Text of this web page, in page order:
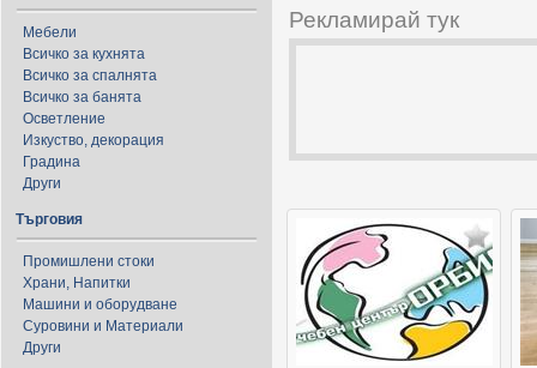
Мебели
Всичко за кухнята
Всичко за спалнята
Всичко за банята
Осветление
Изкуство, декорация
Градина
Други
Търговия
Промишлени стоки
Храни, Напитки
Машини и оборудване
Суровини и Материали
Други
Рекламирай тук